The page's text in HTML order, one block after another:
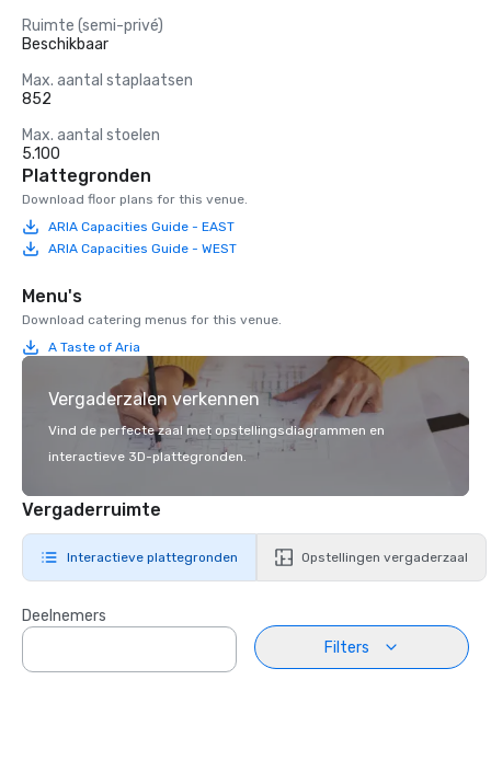
Ruimte (semi-privé)
Beschikbaar
Max. aantal staplaatsen
852
Max. aantal stoelen
5.100
Plattegronden
Download floor plans for this venue.
ARIA Capacities Guide - EAST
ARIA Capacities Guide - WEST
Menu's
Download catering menus for this venue.
A Taste of Aria
Vergaderzalen verkennen
Vind de perfecte zaal met opstellingsdiagrammen en
interactieve 3D-plattegronden.
Vergaderruimte
Interactieve plattegronden Opstellingen vergaderzaal
Deelnemers
Filters